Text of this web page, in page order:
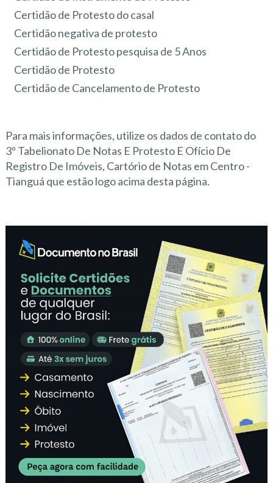
Certidão de Protesto do casal
Certidão negativa de protesto
Certidão de Protesto pesquisa de 5 Anos
Certidão de Protesto
Certidão de Cancelamento de Protesto
Para mais informações, utilize os dados de contato do
3º Tabelionato De Notas E Protesto E Ofício De
Registro De Imóveis, Cartório de Notas em Centro -
Tianguá que estão logo acima desta página.